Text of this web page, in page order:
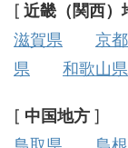
[ 近畿（関西）
滋賀県
京
県
和歌山県
[ 中国地方 ]